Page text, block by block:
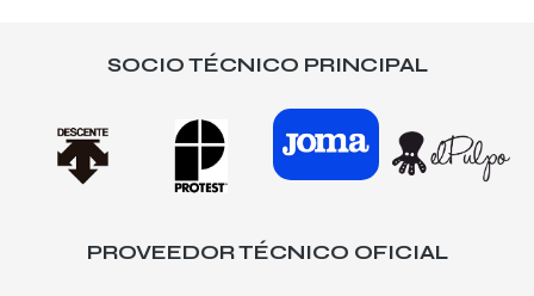
SOCIO TÉCNICO PRINCIPAL
PROVEEDOR TÉCNICO OFICIAL